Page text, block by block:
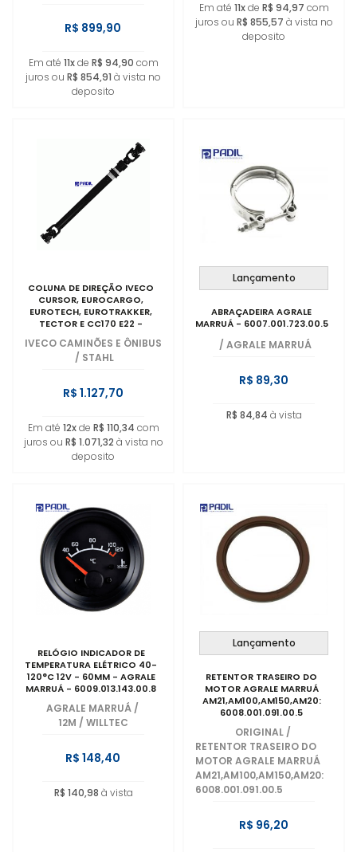
R$ 899,90
Em até 11xde R$ 94,90 com
juros ou R$ 854,91 à vista no
deposito
Em até 11xde R$ 94,97 com
juros ou R$ 855,57 à vista no
deposito
COLUNA DE DIREÇÃO IVECO
CURSOR, EUROCARGO,
EUROTECH, EUROTRAKKER,
TECTOR E CC170 E22 -
5801288375
IVECO CAMINÕES E ÔNIBUS
/ STAHL
R$ 1.127,70
Em até 12xde R$ 110,34 com
juros ou R$ 1.071,32 à vista no
deposito
Lançamento
ABRAÇADEIRA AGRALE
MARRUÁ - 6007.001.723.00.5
/ AGRALE MARRUÁ
R$ 89,30
R$ 84,84 à vista
RELÓGIO INDICADOR DE
TEMPERATURA ELÉTRICO 40-
120°C 12V - 60MM - AGRALE
MARRUÁ - 6009.013.143.00.8
AGRALE MARRUÁ /
12M / WILLTEC
R$ 148,40
R$ 140,98 à vista
Lançamento
RETENTOR TRASEIRO DO
MOTOR AGRALE MARRUÁ
AM21,AM100,AM150,AM20:
6008.001.091.00.5
ORIGINAL /
RETENTOR TRASEIRO DO
MOTOR AGRALE MARRUÁ
AM21,AM100,AM150,AM20:
6008.001.091.00.5
R$ 96,20